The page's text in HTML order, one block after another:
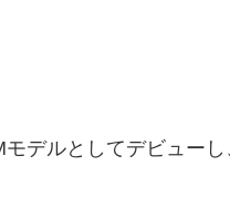
デルとしてデビュー